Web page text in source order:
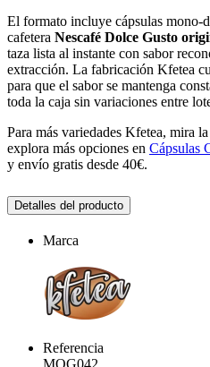
El formato incluye cápsulas mono-
cafetera Nescafé Dolce Gusto
taza lista al instante con sabor
extracción. La fabricación Kfetea
para que el sabor se mantenga
toda la caja sin variaciones entre
Para más variedades Kfetea, mira la
explora más opciones en Cápsulas
y envío gratis desde 40€.
Detalles del producto
Marca
Referencia